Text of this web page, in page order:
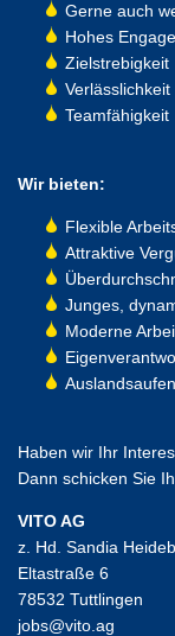
Gerne auch
Hohes
Zielstrebigkeit
Verlässlichkeit
Teamfähigkeit
Wir bieten:
Flexible
Attraktive
Junges,
Moderne
Haben wir Ihr
Dann schicken Sie
VITO AG
z. Hd. Sandia
Eltastraße 6
78532 Tuttlingen
jobs@vito.ag